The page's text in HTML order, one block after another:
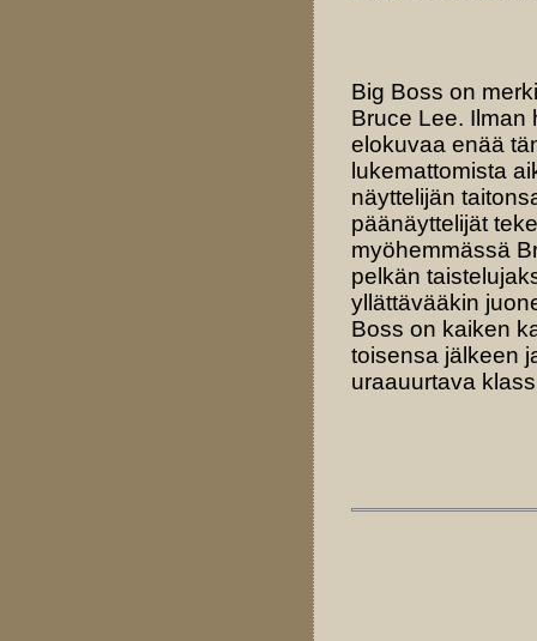
Big Boss on
Bruce Lee. Ilman
elokuvaa enää
lukemattomista
näyttelijän
päänäyttelijät
myöhemmässä
pelkän
yllättävääkin
Boss on kaiken
toisensa jälkeen
uraauurtava